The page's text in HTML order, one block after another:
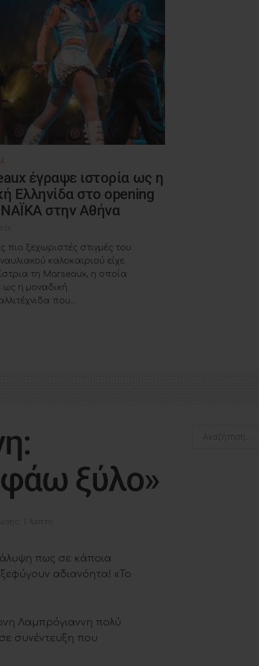
έγραψε ιστορία ως η
Ελληνίδα στο opening
στην Αθήνα
πιο ξεχωριστές στιγμές του
καλοκαιριού είχε
τη Marseaux, η οποία
ως η μοναδική
που...
φάω ξύλο»
πως σε κάποια
αδιανόητα! «Το
Λαμπρόγιαννη πολύ
συνέντευξη που